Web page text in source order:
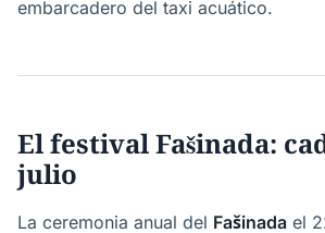
embarcadero del taxi acuático.
El festival Fašinada:
julio
La ceremonia anual del Fašinada el